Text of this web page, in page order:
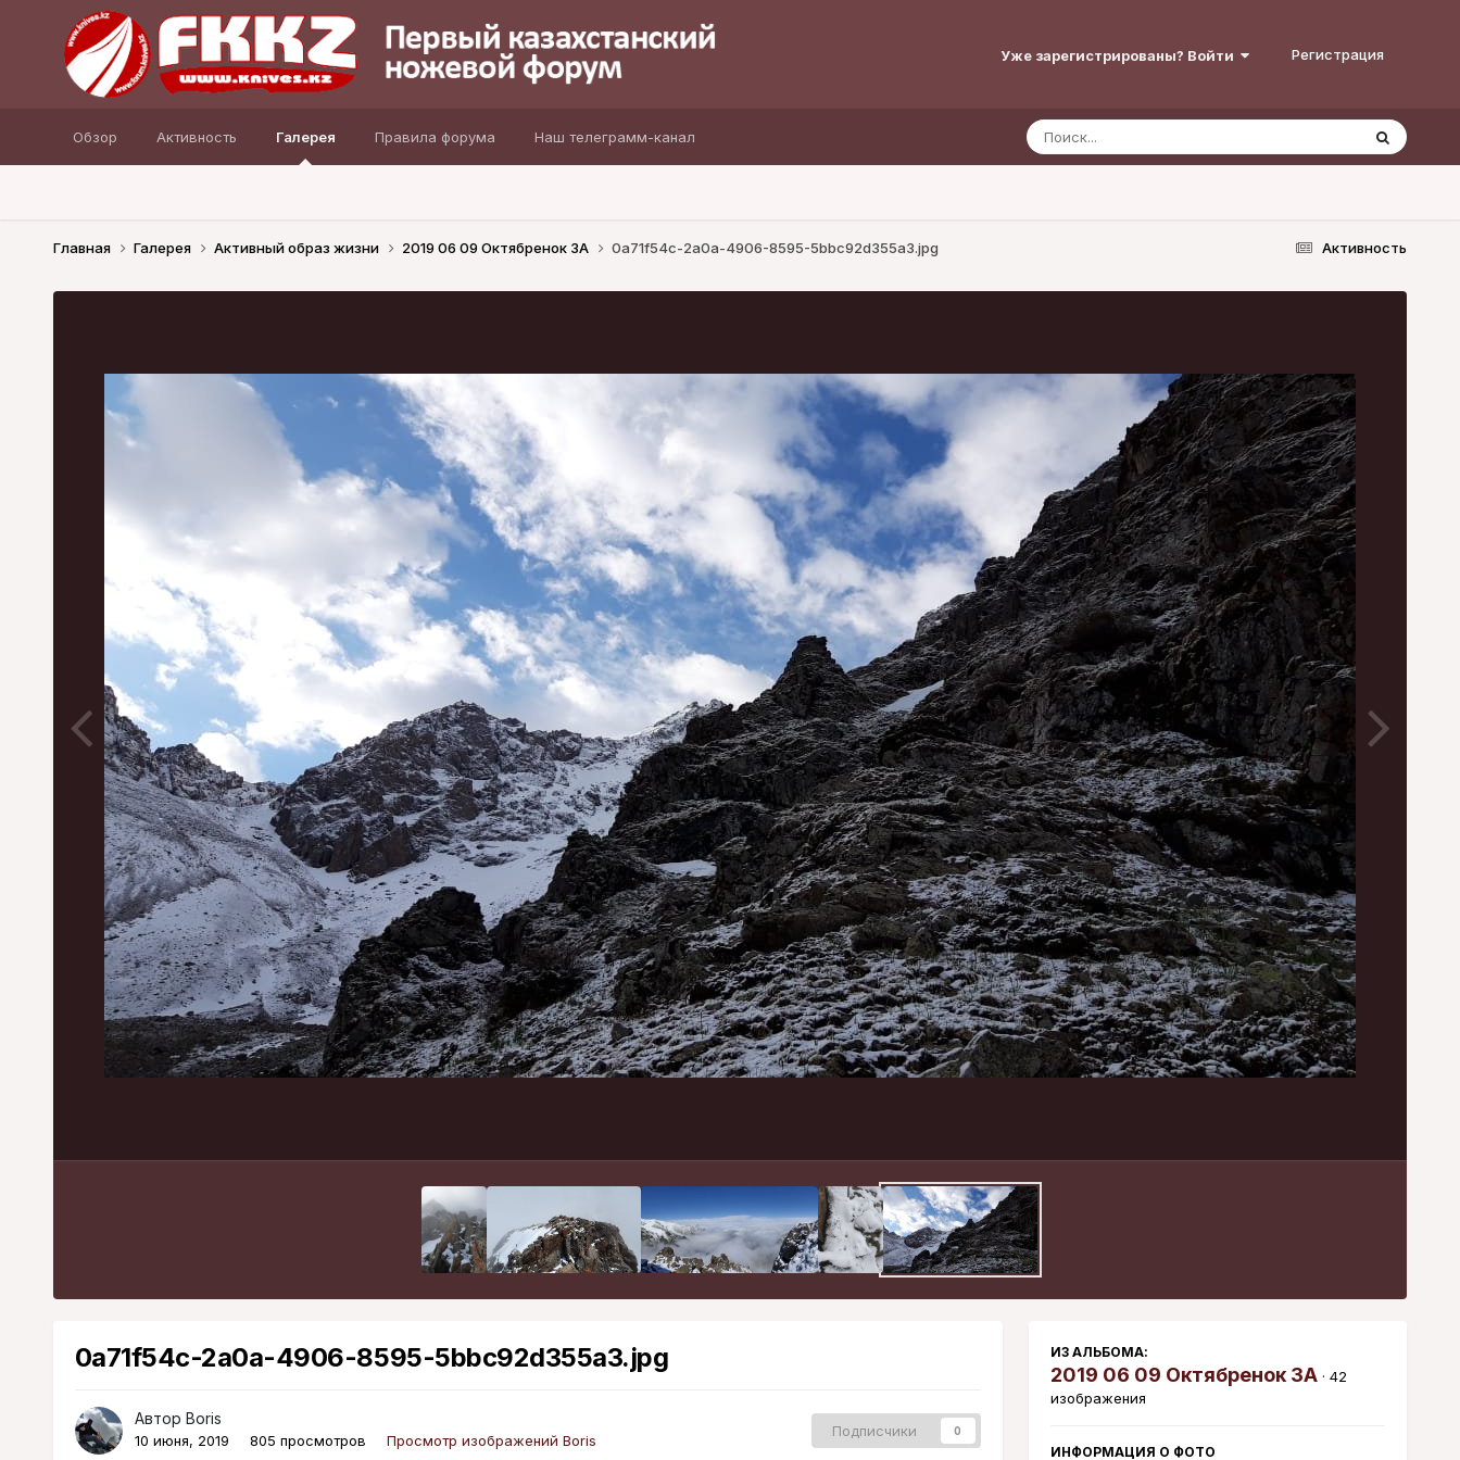
Уже зарегистрированы? Войти Регистрация
Обзор Активность Галерея Правила форума Наш телеграмм-канал
Активность
Главная Галерея Активный образ жизни 2019 06 09 Октябренок 3А 0a71f54c-2a0a-4906-8595-5bbc92d355a3.jpg
0a71f54c-2a0a-4906-8595-5bbc92d355a3.jpg
Автор Boris
10 июня, 2019 805 просмотров Просмотр изображений Boris
Подписчики 0
ИЗ АЛЬБОМА:
2019 06 09 Октябренок 3А · 42
изображения
ИНФОРМАЦИЯ О ФОТО